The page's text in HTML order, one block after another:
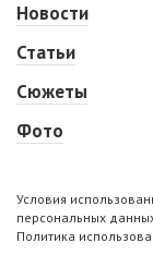
Новости
Статьи
Сюжеты
Фото
Условия
персональных
Политика